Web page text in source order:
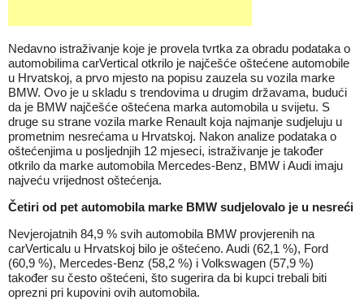
Nedavno istraživanje koje je provela tvrtka za obradu podataka o
automobilima carVertical otkrilo je najčešće oštećene automobile
u Hrvatskoj, a prvo mjesto na popisu zauzela su vozila marke
BMW. Ovo je u skladu s trendovima u drugim državama, budući
da je BMW najčešće oštećena marka automobila u svijetu. S
druge su strane vozila marke Renault koja najmanje sudjeluju u
prometnim nesrećama u Hrvatskoj. Nakon analize podataka o
oštećenjima u posljednjih 12 mjeseci, istraživanje je također
otkrilo da marke automobila Mercedes-Benz, BMW i Audi imaju
najveću vrijednost oštećenja.
Četiri od pet automobila marke BMW sudjelovalo je u nesreći
Nevjerojatnih 84,9 % svih automobila BMW provjerenih na
carVerticalu u Hrvatskoj bilo je oštećeno. Audi (62,1 %), Ford
(60,9 %), Mercedes-Benz (58,2 %) i Volkswagen (57,9 %)
također su često oštećeni, što sugerira da bi kupci trebali biti
oprezni pri kupovini ovih automobila.